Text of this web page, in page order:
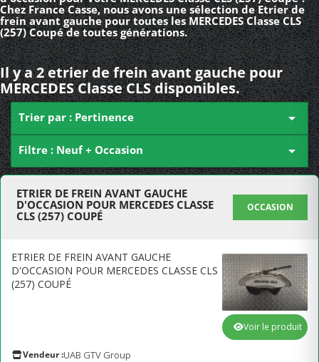
Chez France Casse, nous avons une sélection de Etrier de
frein avant gauche pour toutes les MERCEDES Classe CLS
(257) Coupé de toutes générations.
Il y a 2 etrier de frein avant gauche pour
MERCEDES Classe CLS disponibles.
Trier par : Pertinence 
Filtre : Neuf + Occasion 
ETRIER DE FREIN AVANT GAUCHE
D'OCCASION POUR MERCEDES CLASSE
CLS (257) COUPÉ
OCCASION
ETRIER DE FREIN AVANT GAUCHE
D'OCCASION POUR MERCEDES CLASSE CLS
(257) COUPÉ
Vendeur :UAB GTV Group
Voir le produit